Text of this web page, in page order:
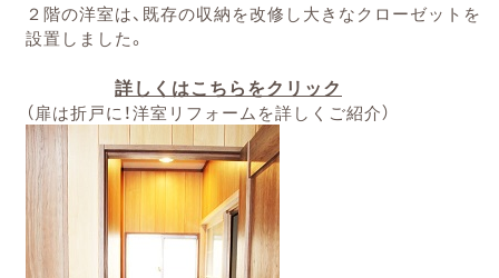
２階の洋室は、既存の収納を改修し大きなクローゼットを
設置しました。
詳しくはこちらをクリック
（扉は折戸に！洋室リフォームを詳しくご紹介）